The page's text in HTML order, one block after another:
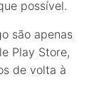
possível.
são apenas
Play Store,
de volta à